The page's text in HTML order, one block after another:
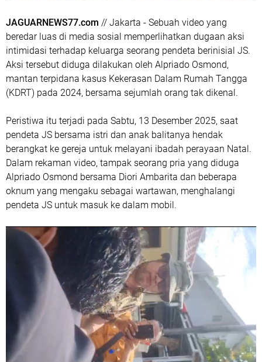
JAGUARNEWS77.com // Jakarta - Sebuah video yang
beredar luas di media sosial memperlihatkan dugaan aksi
intimidasi terhadap keluarga seorang pendeta berinisial JS.
Aksi tersebut diduga dilakukan oleh Alpriado Osmond,
mantan terpidana kasus Kekerasan Dalam Rumah Tangga
(KDRT) pada 2024, bersama sejumlah orang tak dikenal.
Peristiwa itu terjadi pada Sabtu, 13 Desember 2025, saat
pendeta JS bersama istri dan anak balitanya hendak
berangkat ke gereja untuk melayani ibadah perayaan Natal.
Dalam rekaman video, tampak seorang pria yang diduga
Alpriado Osmond bersama Diori Ambarita dan beberapa
oknum yang mengaku sebagai wartawan, menghalangi
pendeta JS untuk masuk ke dalam mobil.